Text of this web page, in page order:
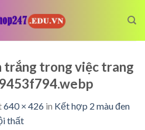
trắng trong việc trang
640 × 426 in Kết hợp 2 màu đen
thất